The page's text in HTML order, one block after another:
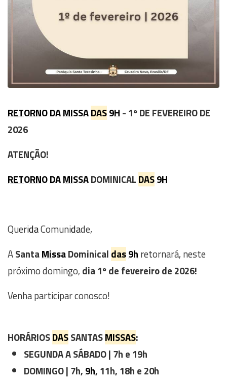
RETORNODAMISSADAS9H - 1º DE FEVEREIRO DE
2026
ATENÇÃO!
RETORNODAMISSADOMINICAL DAS9H
QueridaComunidade,
ASantaMissaDominical das9h retornará, neste
próximo domingo, dia 1º de fevereiro de 2026!
Venha participar conosco!
HORÁRIOSDASSANTASMISSAS:
SEGUNDA A SÁBADO | 7h e 19h
DOMINGO | 7h, 9h, 11h, 18h e 20h